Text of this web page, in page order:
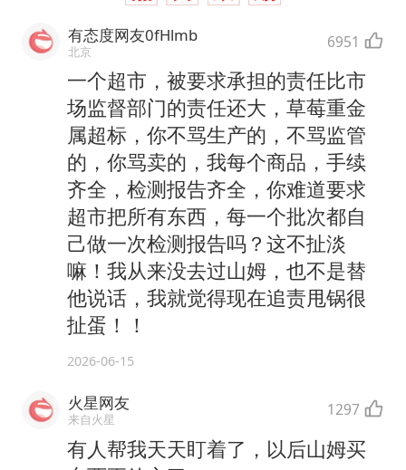
有态度网友0fHlmb
北京 6951
一个超市，被要求承担的责任比市
场监督部门的责任还大，草莓重金
属超标，你不骂生产的，不骂监管
的，你骂卖的，我每个商品，手续
齐全，检测报告齐全，你难道要求
超市把所有东西，每一个批次都自
己做一次检测报告吗？这不扯淡
嘛！我从来没去过山姆，也不是替
他说话，我就觉得现在追责甩锅很
扯蛋！！
2026-06-15
火星网友
来自火星 1297
有人帮我天天盯着了，以后山姆买